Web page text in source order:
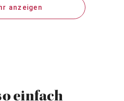
anzeigen
einfach